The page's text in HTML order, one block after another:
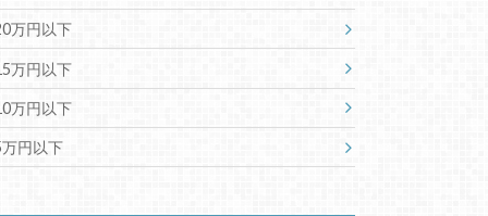
万円以下
万円以下
万円以下
円以下